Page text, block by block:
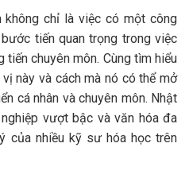
chỉ là việc có một công
tiến quan trọng trong việc
chuyên môn. Cùng tìm hiểu
này và cách mà nó có thể mở
cá nhân và chuyên môn. Nhật
vượt bậc và văn hóa đa
của nhiều kỹ sư hóa học trên